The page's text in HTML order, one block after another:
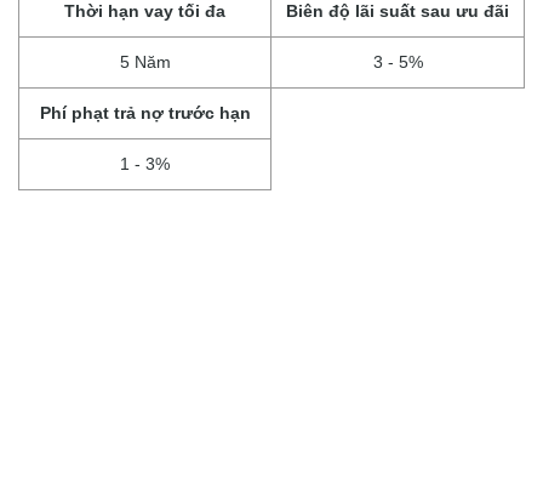
Thời hạn vay tối đa
5 Năm
Biên độ lãi suất sau ưu đãi
3 - 5%
Phí phạt trả nợ trước hạn
1 - 3%